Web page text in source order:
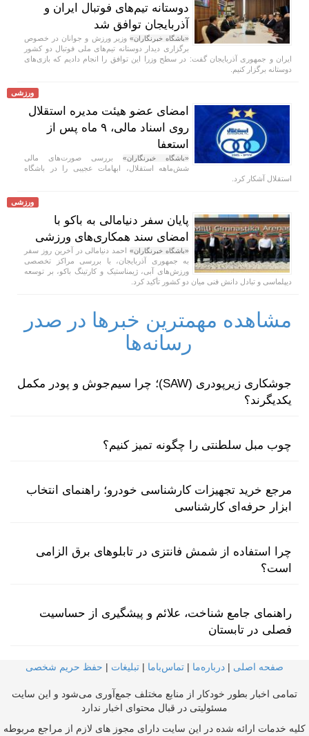
دوستانه تیم‌های فوتبال ایران و
آذربایجان توافق شد
«باشگاه خبرنگاران» وزیر ورزش و جوانان در خصوص
برگزاری دیدار دوستانه تیم‌های ملی فوتبال دو کشور
ایران و جمهوری آذربایجان گفت: در سطح وزرا این توافق را انجام دادیم که بازی‌های
دوستانه برگزار کنیم.
ورزشی
امضای عضو هیئت مدیره استقلال
روی اسناد مالی، ۹ ماه پس از
استعفا
«باشگاه خبرنگاران» بررسی صورت‌های مالی
شش‌ماهه استقلال، ابهامات عجیبی را در باشگاه
استقلال آشکار کرد.
ورزشی
پایان سفر دنیامالی به باکو با
امضای سند همکاری‌های ورزشی
«باشگاه خبرنگاران»احمد دنیامالی در آخرین روز سفر
به جمهوری آذربایجان، با بررسی مراکز تخصصی
ورزش‌های آبی، ژیمناستیک و کارتینگ باکو، بر توسعه
دیپلماسی و تبادل دانش فنی میان دو کشور تأکید کرد.
مشاهده مهمترین خبرها در صدر
رسانه‌ها
جوشکاری زیرپودری (SAW)؛ چرا سیم‌جوش و پودر مکمل
یکدیگرند؟
چوب مبل سلطنتی را چگونه تمیز کنیم؟
مرجع خرید تجهیزات کارشناسی خودرو؛ راهنمای انتخاب
ابزار حرفه‌ای کارشناسی
چرا استفاده از شمش فانتزی در تابلوهای برق الزامی
است؟
راهنمای جامع شناخت، علائم و پیشگیری از حساسیت
فصلی در تابستان
صفحه اصلی | درباره‌ما | تماس‌با‌ما | تبلیغات | حفظ حریم شخصی
تمامی اخبار بطور خودکار از منابع مختلف جمع‌آوری می‌شود و این سایت
مسئولیتی در قبال محتوای اخبار ندارد
کلیه خدمات ارائه شده در این سایت دارای مجوز های لازم از مراجع مربوطه